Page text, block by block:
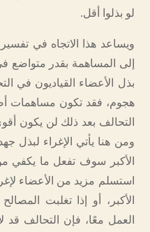
لو بذلوا أقل.
ويساعد هذا الاتجاه في
إلى المساهمة بقدر متواضع
بذل الأعضاء القياديون في
هجوم، فقد تكون مساهمات
التحالف بعد ذلك لن يكون
ومن هنا يأتي الإغراء لبذل
الأكبر سوف تفعل ما يكفي
استسلم مزيد من الأعضاء
الأكبر، أو إذا تغلبت
العمل معًا، فإن التحالف قد